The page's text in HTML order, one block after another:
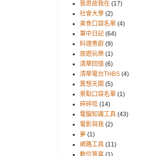
我思故我在 (17)
社會大學 (2)
美食口袋名單 (4)
軍中日記 (64)
料理煮廚 (9)
旅遊玩樂 (1)
清華回憶 (6)
清華電台THBS (4)
異想天開 (5)
景點口袋名單 (1)
碎碎唸 (14)
電腦知識工具 (43)
電影與我 (2)
夢 (1)
網路工具 (11)